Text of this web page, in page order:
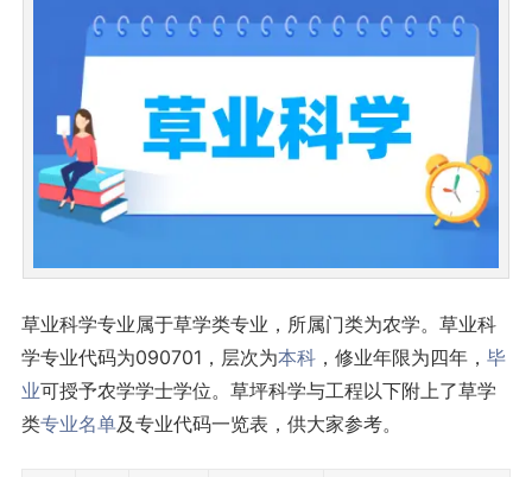
草业科学专业属于草学类专业，所属门类为农学。草业科
学专业代码为090701，层次为本科，修业年限为四年， 毕
业可授予农学学士学位。草坪科学与工程以下附上了草学
类专业名单及专业代码一览表，供大家参考。